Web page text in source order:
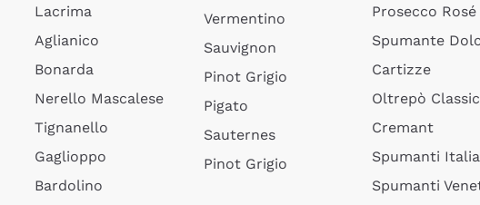
Lacrima
Aglianico
Bonarda
Nerello Mascalese
Tignanello
Gaglioppo
Bardolino
Vermentino
Sauvignon
Pinot Grigio
Pigato
Sauternes
Pinot Grigio
Prosecco Rosé
Spumante
Cartizze
Oltrepò
Cremant
Spumanti
Spumanti